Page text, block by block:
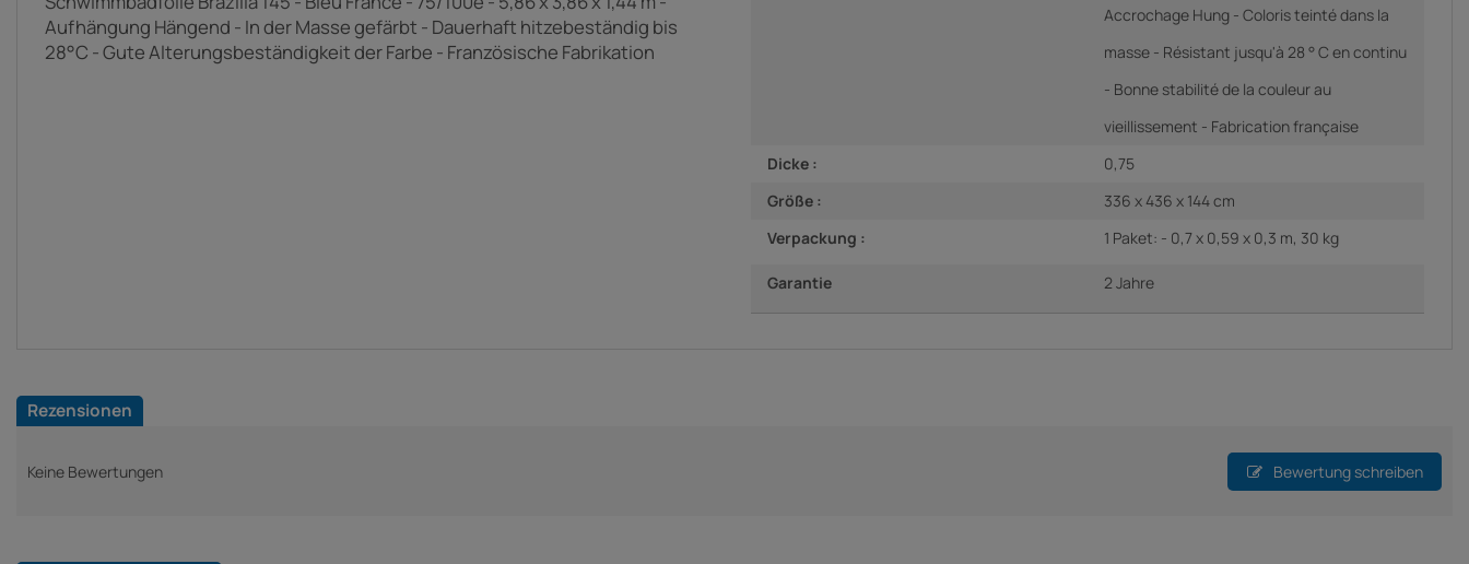
Aufhängung Hängend - In der Masse gefärbt - Dauerhaft hitzebeständig bis
28°C - Gute Alterungsbeständigkeit der Farbe - Französische Fabrikation
Accrochage Hung - Coloris teinté dans la
masse - Résistant jusqu'à 28 ° C en continu
- Bonne stabilité de la couleur au
vieillissement - Fabrication française
Dicke :
0,75
Größe :
336 x 436 x 144 cm
Verpackung :
1 Paket: - 0,7 x 0,59 x 0,3 m, 30 kg
Garantie 2 Jahre
Rezensionen
Keine Bewertungen Bewertung schreiben